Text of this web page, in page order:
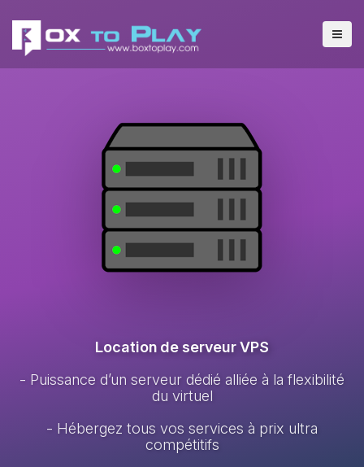
Location de serveur VPS
- Puissance d’un serveur dédié alliée à la flexibilité
du virtuel
- Hébergez tous vos services à prix ultra
compétitifs